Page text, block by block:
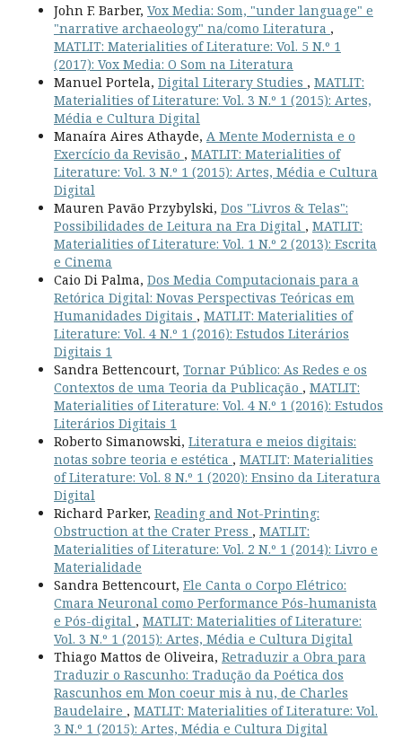
John F. Barber, Vox Media: Som, "under language" e
"narrative archaeology" na/como Literatura ,
MATLIT: Materialities of Literature: Vol. 5 N.º 1
(2017): Vox Media: O Som na Literatura
Manuel Portela, Digital Literary Studies , MATLIT:
Materialities of Literature: Vol. 3 N.º 1 (2015): Artes,
Média e Cultura Digital
Manaíra Aires Athayde, A Mente Modernista e o
Exercício da Revisão , MATLIT: Materialities of
Literature: Vol. 3 N.º 1 (2015): Artes, Média e Cultura
Digital
Mauren Pavão Przybylski, Dos "Livros & Telas":
Possibilidades de Leitura na Era Digital , MATLIT:
Materialities of Literature: Vol. 1 N.º 2 (2013): Escrita
e Cinema
Caio Di Palma, Dos Media Computacionais para a
Retórica Digital: Novas Perspectivas Teóricas em
Humanidades Digitais , MATLIT: Materialities of
Literature: Vol. 4 N.º 1 (2016): Estudos Literários
Digitais 1
Sandra Bettencourt, Tornar Público: As Redes e os
Contextos de uma Teoria da Publicação , MATLIT:
Materialities of Literature: Vol. 4 N.º 1 (2016): Estudos
Literários Digitais 1
Roberto Simanowski, Literatura e meios digitais:
notas sobre teoria e estética , MATLIT: Materialities
of Literature: Vol. 8 N.º 1 (2020): Ensino da Literatura
Digital
Richard Parker, Reading and Not-Printing:
Obstruction at the Crater Press , MATLIT:
Materialities of Literature: Vol. 2 N.º 1 (2014): Livro e
Materialidade
Sandra Bettencourt, Ele Canta o Corpo Elétrico:
Cmara Neuronal como Performance Pós-humanista
e Pós-digital , MATLIT: Materialities of Literature:
Vol. 3 N.º 1 (2015): Artes, Média e Cultura Digital
Thiago Mattos de Oliveira, Retraduzir a Obra para
Traduzir o Rascunho: Tradução da Poética dos
Rascunhos em Mon coeur mis à nu, de Charles
Baudelaire , MATLIT: Materialities of Literature: Vol.
3 N.º 1 (2015): Artes, Média e Cultura Digital